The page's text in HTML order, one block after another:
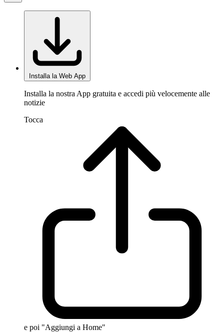
Installa la Web App
Installa la nostra App gratuita e accedi più velocemente alle
notizie
Tocca
e poi "Aggiungi a Home"